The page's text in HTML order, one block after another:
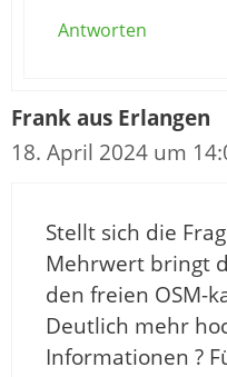
Antworten
Frank aus Erlangen
18. April 2024 um
Stellt sich die
Mehrwert bringt
den freien OSM-
Deutlich mehr
Informationen ?